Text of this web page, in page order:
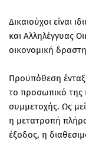
Δικαιούχοι είναι
και Αλληλέγγυας
οικονομική
Προϋπόθεση
το προσωπικό της
συμμετοχής. Ως
η μετατροπή
έξοδος, η